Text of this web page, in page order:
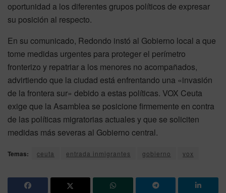
oportunidad a los diferentes grupos políticos de expresar
su posición al respecto.
En su comunicado, Redondo instó al Gobierno local a que
tome medidas urgentes para proteger el perímetro
fronterizo y repatriar a los menores no acompañados,
advirtiendo que la ciudad está enfrentando una «invasión
de la frontera sur» debido a estas políticas. VOX Ceuta
exige que la Asamblea se posicione firmemente en contra
de las políticas migratorias actuales y que se soliciten
medidas más severas al Gobierno central.
Temas: ceuta entrada inmigrantes gobierno vox